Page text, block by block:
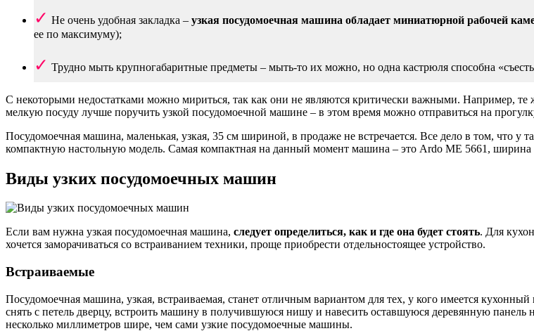
Не очень удобная закладка – узкая посудомоечная машина обладает миниатюрной рабочей
ее по максимуму);
Трудно мыть крупногабаритные предметы – мыть-то их можно, но одна кастрюля способна
С некоторыми недостатками можно мириться, так как они не являются критически важными. Например,
мелкую посуду лучше поручить узкой посудомоечной машине – в этом время можно отправиться на
Посудомоечная машина, маленькая, узкая, 35 см шириной, в продаже не встречается. Все дело в том, что у
компактную настольную модель. Самая компактная на данный момент машина – это Ardo ME 5661, ширина
Виды узких посудомоечных машин
Если вам нужна узкая посудомоечная машина, следует определиться, как и где она будет стоять. Для
хочется заморачиваться со встраиванием техники, проще приобрести отдельностоящее устройство.
Встраиваемые
Посудомоечная машина, узкая, встраиваемая, станет отличным вариантом для тех, у кого имеется
снять с петель дверцу, встроить машину в получившуюся нишу и навесить оставшуюся деревянную
несколько миллиметров шире, чем сами узкие посудомоечные машины.